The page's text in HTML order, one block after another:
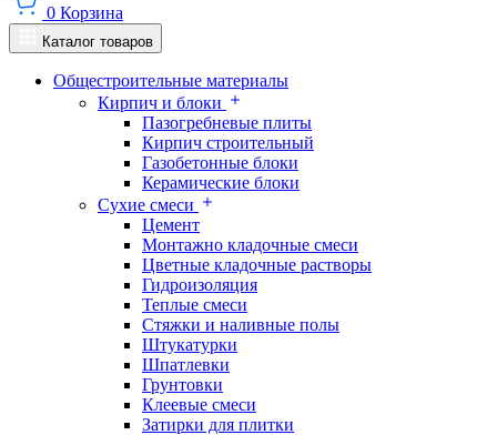
0 Корзина
Каталог товаров
Общестроительные материалы
Кирпич и блоки
Пазогребневые плиты
Кирпич строительный
Газобетонные блоки
Керамические блоки
Сухие смеси
Цемент
Монтажно кладочные смеси
Цветные кладочные растворы
Гидроизоляция
Теплые смеси
Стяжки и наливные полы
Штукатурки
Шпатлевки
Грунтовки
Клеевые смеси
Затирки для плитки